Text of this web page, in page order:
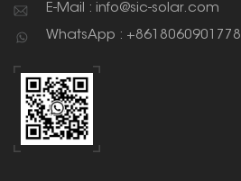
E-Mail : info@sic-solar.com
WhatsApp : +8618060901778